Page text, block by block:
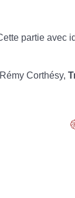
partie avec
Corthésy,